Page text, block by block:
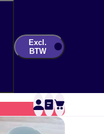
Excl.
BTW
Contact